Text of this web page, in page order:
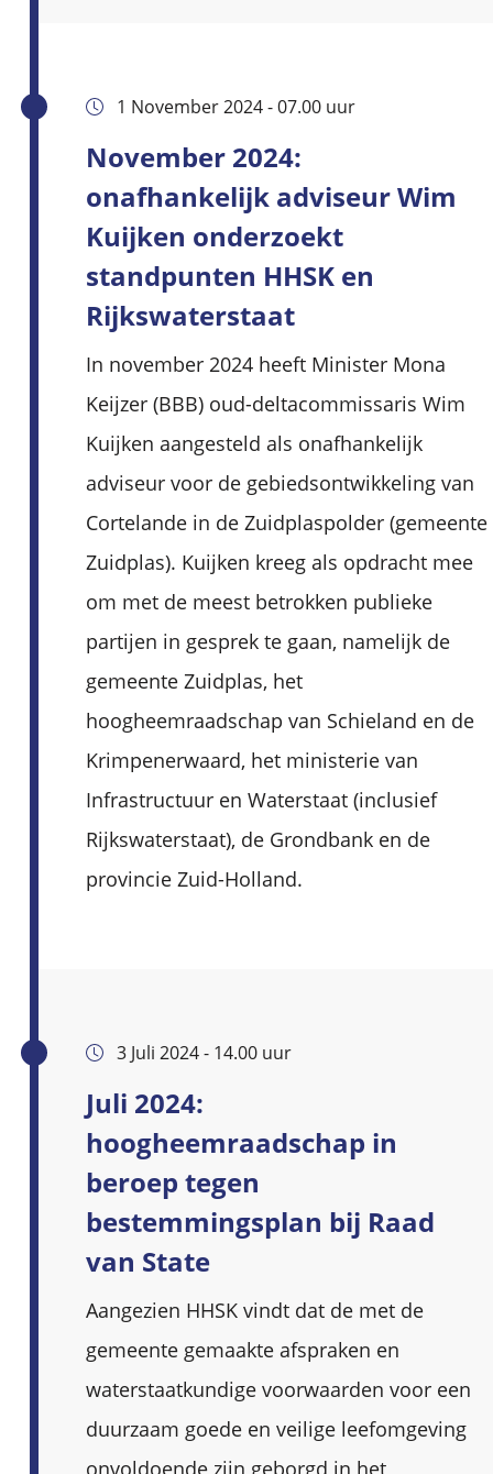
1 November 2024 - 07.00 uur
November 2024:
onafhankelijk adviseur Wim
Kuijken onderzoekt
standpunten HHSK en
Rijkswaterstaat
In november 2024 heeft Minister Mona
Keijzer (BBB) oud-deltacommissaris Wim
Kuijken aangesteld als onafhankelijk
adviseur voor de gebiedsontwikkeling van
Cortelande in de Zuidplaspolder (gemeente
Zuidplas). Kuijken kreeg als opdracht mee
om met de meest betrokken publieke
partijen in gesprek te gaan, namelijk de
gemeente Zuidplas, het
hoogheemraadschap van Schieland en de
Krimpenerwaard, het ministerie van
Infrastructuur en Waterstaat (inclusief
Rijkswaterstaat), de Grondbank en de
provincie Zuid-Holland.
3 Juli 2024 - 14.00 uur
Juli 2024:
hoogheemraadschap in
beroep tegen
bestemmingsplan bij Raad
van State
Aangezien HHSK vindt dat de met de
gemeente gemaakte afspraken en
waterstaatkundige voorwaarden voor een
duurzaam goede en veilige leefomgeving
onvoldoende zijn geborgd in het